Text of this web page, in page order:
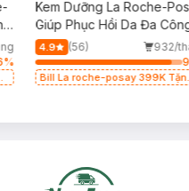
%
Kem Dưỡng La Roche-
Giúp Phục Hồi Da Đa
Dụng 40ml
4.9 (56)
932/
Bill La roche-posay 399K Tặng